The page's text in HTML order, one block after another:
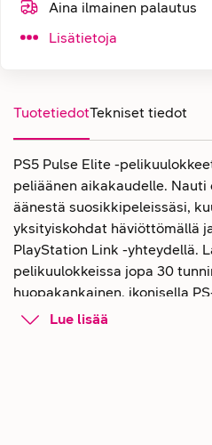
Aina ilmainen palautus
Lisätietoja
TuotetiedotTekniset tiedot
PS5 Pulse Elite -
peliäänen aikakaudelle. Nauti
äänestä suosikkipeleissäsi,
yksityiskohdat häviöttömällä
PlayStation Link -yhteydellä.
pelikuulokkeissa jopa 30
huopakankainen, ikonisella
kantolaukku, jossa säilytät
Lue lisää